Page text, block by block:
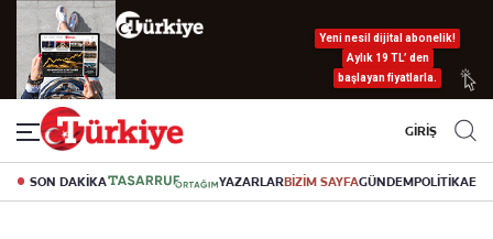
Yeni nesil dijital abonelik!
Aylık 19 TL’ den
başlayan fiyatlarla.
GİRİŞ
SON DAKİKA YAZARLARBİZİM SAYFAGÜNDEMPOLİTİKA